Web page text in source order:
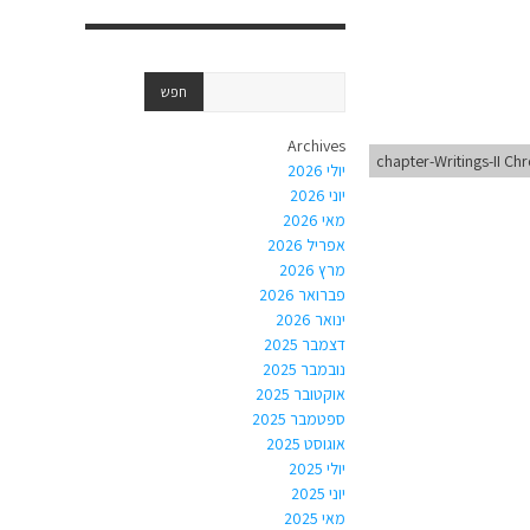
chapter-Writings-II
Archives
יולי 2026
יוני 2026
מאי 2026
אפריל 2026
מרץ 2026
פברואר 2026
ינואר 2026
דצמבר 2025
נובמבר 2025
אוקטובר 2025
ספטמבר 2025
אוגוסט 2025
יולי 2025
יוני 2025
מאי 2025